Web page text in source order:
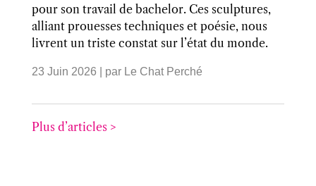
pour son travail de bachelor. Ces sculptures,
alliant prouesses techniques et poésie, nous
livrent un triste constat sur l’état du monde.
23 Juin 2026 | par Le Chat Perché
Plus d’articles >